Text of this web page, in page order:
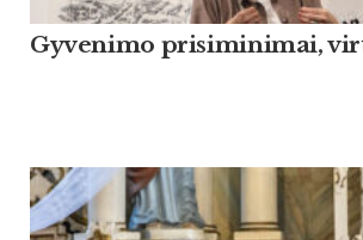
Gyvenimo prisiminimai,